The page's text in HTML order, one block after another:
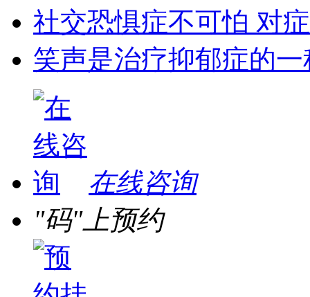
社交恐惧症不可怕 对
笑声是治疗抑郁症的
在线咨询
"码"上预约